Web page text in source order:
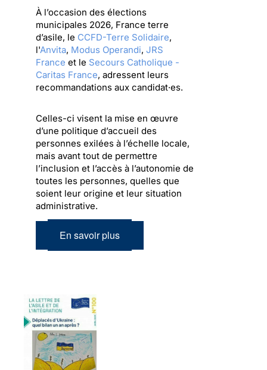
À l’occasion des élections
municipales 2026, France terre
d’asile, le CCFD-Terre Solidaire,
l'Anvita, Modus Operandi, JRS
France et le Secours Catholique -
Caritas France, adressent leurs
recommandations aux candidat·es.
Celles-ci visent la mise en œuvre
d’une politique d’accueil des
personnes exilées à l’échelle locale,
mais avant tout de permettre
l’inclusion et l’accès à l’autonomie de
toutes les personnes, quelles que
soient leur origine et leur situation
administrative.
En savoir plus